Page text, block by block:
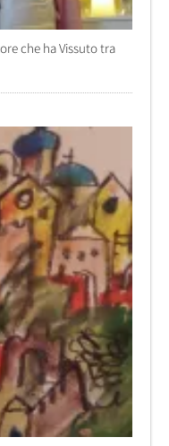
che ha Vissuto tra